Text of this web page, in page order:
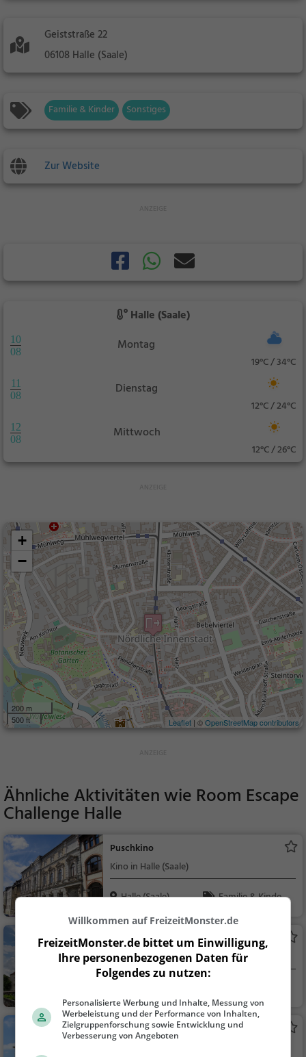
Geiststraße 22
06108 Halle (Saale)
Familie & Kinder Sonstiges
Zur Website
Halle (Saale)
10
08
Montag
19°C / 34°C
11
08
Dienstag
12°C / 24°C
12
08
Mittwoch
12°C / 26°C
+
−
200 m
500 ft
Leaflet | ©OpenStreetMap contributors
Ähnliche Aktivitäten wie Room Escape
Challenge Halle
Puschkino
Kino in Halle (Saale)
Halle (Saale)
Familie & Kinder,
Theater & Kino
Moritzburg
Burg in Halle (Saale)
Sehenswürdigkeit
Opernhaus Halle
Willkommen auf FreizeitMonster.de
FreizeitMonster.de bittet um Einwilligung,
Ihre personenbezogenen Daten für
Folgendes zu nutzen:
Personalisierte Werbung und Inhalte, Messung von
Werbeleistung und der Performance von Inhalten,
Zielgruppenforschung sowie Entwicklung und
Verbesserung von Angeboten